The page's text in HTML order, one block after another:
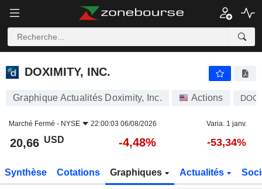
DOXIMITY, INC.
DOXIMITY, INC.
Graphique Actualités Doximity, Inc. Actions
Marché Fermé - NYSE 22:00:03 06/08/2026 Varia. 1 janv.
20,66 USD -4,48% -53,34%
Synthèse Cotations Graphiques Actualités